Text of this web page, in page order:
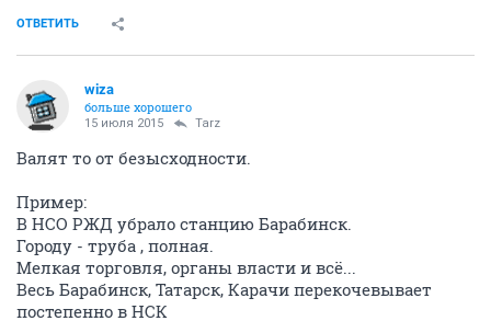
ОТВЕТИТЬ
wiza
больше хорошего
15 июля 2015 Tarz
Валят то от безысходности.
Пример:
В НСО РЖД убрало станцию Барабинск.
Городу - труба , полная.
Мелкая торговля, органы власти и всё...
Весь Барабинск, Татарск, Карачи перекочевывает
постепенно в НСК